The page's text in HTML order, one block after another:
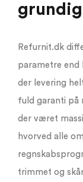
grundig
Refurnit.dk
parametre end
der levering
fuld garanti på
der været
hvorved alle
trimmet og